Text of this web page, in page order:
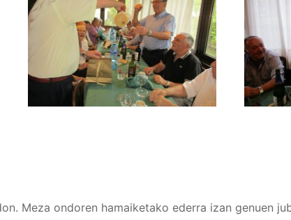
Meza ondoren hamaiketako ederra izan genuen